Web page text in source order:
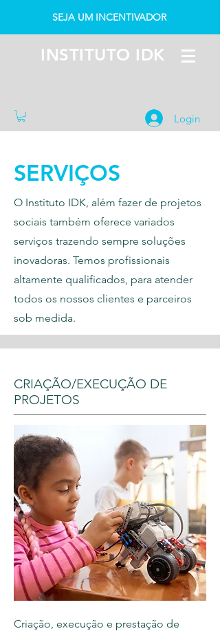
SEJA UM INCENTIVADOR
INSTITUTO IDK
Login
SERVIÇOS
O Instituto IDK, além fazer de projetos
sociais também oferece variados
serviços trazendo sempre soluções
inovadoras. Temos profissionais
altamente qualificados, para atender
todos os nossos clientes e parceiros
sob medida.
CRIAÇÃO/EXECUÇÃO DE
PROJETOS
Criação, execução e prestação de